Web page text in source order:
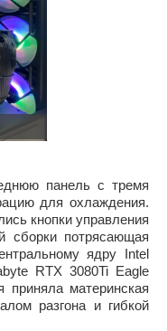
панель с тремя
для охлаждения.
кнопки управления
сборки потрясающая
ядру Intel
RTX 3080Ti Eagle
материнская
разгона и гибкой